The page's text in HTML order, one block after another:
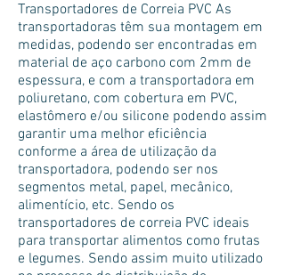
Transportadores de Correia PVC As
transportadoras têm sua montagem em
medidas, podendo ser encontradas em
material de aço carbono com 2mm de
espessura, e com a transportadora em
poliuretano, com cobertura em PVC,
elastômero e/ou silicone podendo assim
garantir uma melhor eficiência
conforme a área de utilização da
transportadora, podendo ser nos
segmentos metal, papel, mecânico,
alimentício, etc. Sendo os
transportadores de correia PVC ideais
para transportar alimentos como frutas
e legumes. Sendo assim muito utilizado